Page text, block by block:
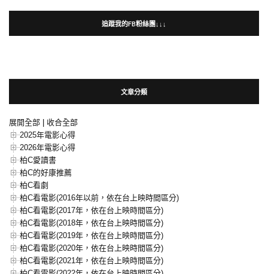
追蹤我的FB粉絲團↓↓↓
文章分類
展開全部
收合全部
2025年電影心得
2026年電影心得
柏C愛讀書
柏C的好康推薦
柏C看劇
柏C看電影(2016年以前，依在台上映時間區分)
柏C看電影(2017年，依在台上映時間區分)
柏C看電影(2018年，依在台上映時間區分)
柏C看電影(2019年，依在台上映時間區分)
柏C看電影(2020年，依在台上映時間區分)
柏C看電影(2021年，依在台上映時間區分)